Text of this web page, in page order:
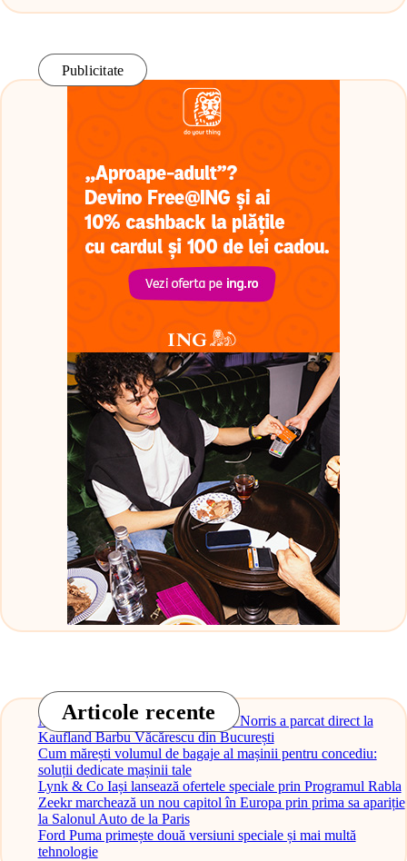
Publicitate
Articole recente
Monopostul McLaren al lui Lando Norris a parcat direct la
Kaufland Barbu Văcărescu din București
Cum mărești volumul de bagaje al mașinii pentru concediu:
soluții dedicate mașinii tale
Lynk & Co Iași lansează ofertele speciale prin Programul Rabla
Zeekr marchează un nou capitol în Europa prin prima sa apariție
la Salonul Auto de la Paris
Ford Puma primește două versiuni speciale și mai multă
tehnologie